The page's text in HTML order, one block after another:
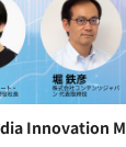
Innovation